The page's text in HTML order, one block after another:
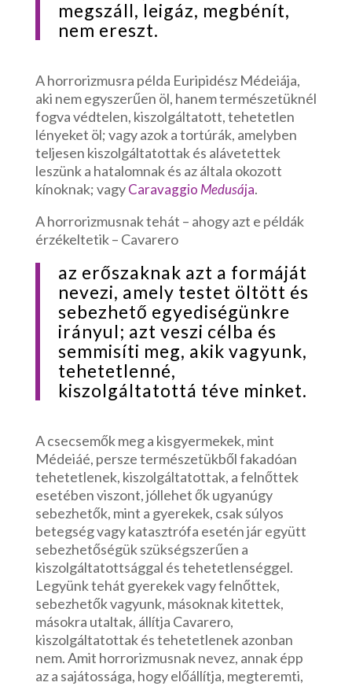
megszáll, leigáz, megbénít,
nem ereszt.
A horrorizmusra példa Euripidész Médeiája,
aki nem egyszerűen öl, hanem természetüknél
fogva védtelen, kiszolgáltatott, tehetetlen
lényeket öl; vagy azok a tortúrák, amelyben
teljesen kiszolgáltatottak és alávetettek
leszünk a hatalomnak és az általa okozott
kínoknak; vagyCaravaggio Medusája.
A horrorizmusnak tehát – ahogy azt e példák
érzékeltetik – Cavarero
az erőszaknak azt a formáját
nevezi, amely testet öltött és
sebezhető egyediségünkre
irányul; azt veszi célba és
semmisíti meg, akik vagyunk,
tehetetlenné,
kiszolgáltatottá téve minket.
A csecsemők meg a kisgyermekek, mint
Médeiáé, persze természetükből fakadóan
tehetetlenek, kiszolgáltatottak, a felnőttek
esetében viszont, jóllehet ők ugyanúgy
sebezhetők, mint a gyerekek, csak súlyos
betegség vagy katasztrófa esetén jár együtt
sebezhetőségük szükségszerűen a
kiszolgáltatottsággal és tehetetlenséggel.
Legyünk tehát gyerekek vagy felnőttek,
sebezhetők vagyunk, másoknak kitettek,
másokra utaltak, állítja Cavarero,
kiszolgáltatottak és tehetetlenek azonban
nem. Amit horrorizmusnak nevez, annak épp
az a sajátossága, hogy előállítja, megteremti,